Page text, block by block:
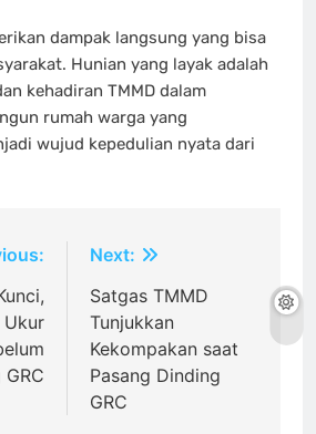
dampak langsung yang bisa
Hunian yang layak adalah
kehadiran TMMD dalam
rumah warga yang
wujud kepedulian nyata dari
Ukur
GRC
Next:
Satgas TMMD
Tunjukkan
Kekompakan saat
Pasang Dinding
GRC